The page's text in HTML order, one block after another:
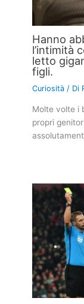
Hanno
l’intimità
letto
figli.
Curiosità / Di
Molte volte i
propri